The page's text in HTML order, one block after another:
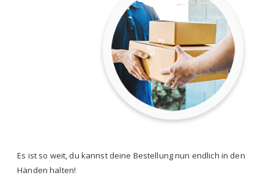
Es ist so weit, du kannst deine Bestellung nun endlich in den
Händen halten!